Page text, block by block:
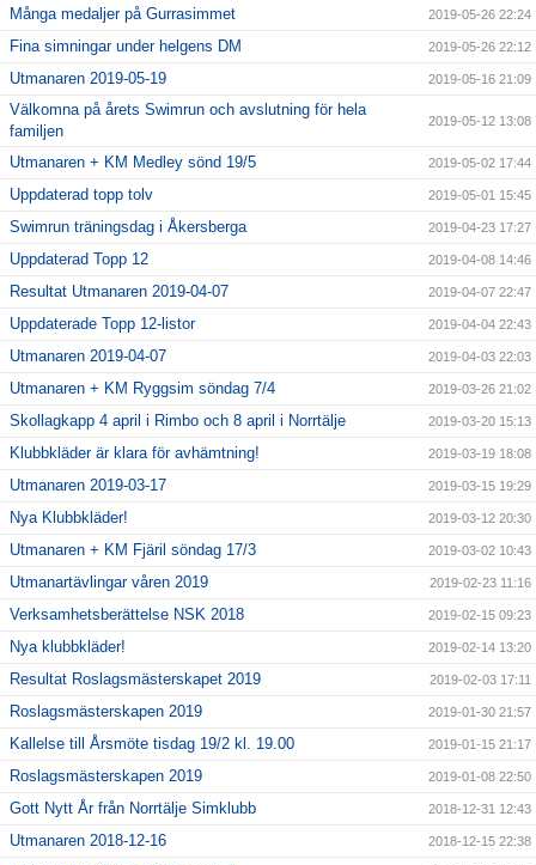
Många medaljer på Gurrasimmet 2019-05-26 22:24
Fina simningar under helgens DM 2019-05-26 22:12
Utmanaren 2019-05-19 2019-05-16 21:09
Välkomna på årets Swimrun och avslutning för hela
familjen
2019-05-12 13:08
Utmanaren + KM Medley sönd 19/5 2019-05-02 17:44
Uppdaterad topp tolv 2019-05-01 15:45
Swimrun träningsdag i Åkersberga 2019-04-23 17:27
Uppdaterad Topp 12 2019-04-08 14:46
Resultat Utmanaren 2019-04-07 2019-04-07 22:47
Uppdaterade Topp 12-listor 2019-04-04 22:43
Utmanaren 2019-04-07 2019-04-03 22:03
Utmanaren + KM Ryggsim söndag 7/4 2019-03-26 21:02
Skollagkapp 4 april i Rimbo och 8 april i Norrtälje 2019-03-20 15:13
Klubbkläder är klara för avhämtning! 2019-03-19 18:08
Utmanaren 2019-03-17 2019-03-15 19:29
Nya Klubbkläder! 2019-03-12 20:30
Utmanaren + KM Fjäril söndag 17/3 2019-03-02 10:43
Utmanartävlingar våren 2019 2019-02-23 11:16
Verksamhetsberättelse NSK 2018 2019-02-15 09:23
Nya klubbkläder! 2019-02-14 13:20
Resultat Roslagsmästerskapet 2019 2019-02-03 17:11
Roslagsmästerskapen 2019 2019-01-30 21:57
Kallelse till Årsmöte tisdag 19/2 kl. 19.00 2019-01-15 21:17
Roslagsmästerskapen 2019 2019-01-08 22:50
Gott Nytt År från Norrtälje Simklubb 2018-12-31 12:43
Utmanaren 2018-12-16 2018-12-15 22:38